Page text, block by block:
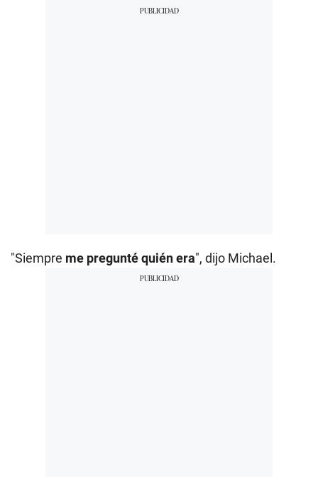
"Siempre me pregunté quién era", dijo Michael.